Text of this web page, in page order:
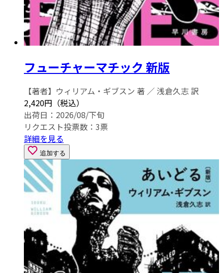
フューチャーマチック 新版
【著者】ウィリアム・ギブスン 著 ／ 浅倉久志 訳
2,420円（税込）
出荷日：2026/08/下旬
リクエスト投票数： 3票
詳細を見る
追加する